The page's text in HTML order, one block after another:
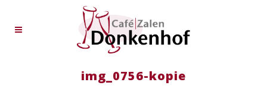
img_0756-kopie